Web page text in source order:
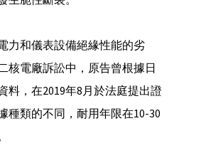
力和儀表設備絕緣性能的劣
核電廠訴訟中，原告曾根據日
料，在2019年8月於法庭提出證
種類的不同，耐用年限在10-30